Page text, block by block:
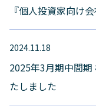
『個人投資家向け
2024.11.18
2025年3月期中間
たしました